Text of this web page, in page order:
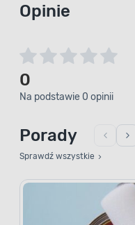
Opinie
0
Na podstawie 0 opinii
Porady
Sprawdź wszystkie